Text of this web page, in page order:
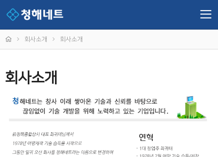
회사소개 회사소개
회사소개